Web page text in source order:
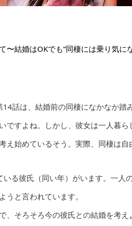
〜結婚はOKでも“同棲には乗り気に
14話は、結婚前の同棲になかなか
ですよね。しかし、彼女は一人暮
え始めているそう。実際、同棲は
る彼氏（同い年）がいます。一
うと言われています。
、そろそろ今の彼氏との結婚を考